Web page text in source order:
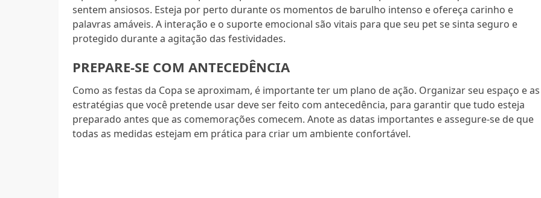
sentem ansiosos. Esteja por perto durante os momentos de barulho intenso e ofereça carinho e
palavras amáveis. A interação e o suporte emocional são vitais para que seu pet se sinta seguro e
protegido durante a agitação das festividades.
PREPARE-SE COM ANTECEDÊNCIA
Como as festas da Copa se aproximam, é importante ter um plano de ação. Organizar seu espaço e as
estratégias que você pretende usar deve ser feito com antecedência, para garantir que tudo esteja
preparado antes que as comemorações comecem. Anote as datas importantes e assegure-se de que
todas as medidas estejam em prática para criar um ambiente confortável.